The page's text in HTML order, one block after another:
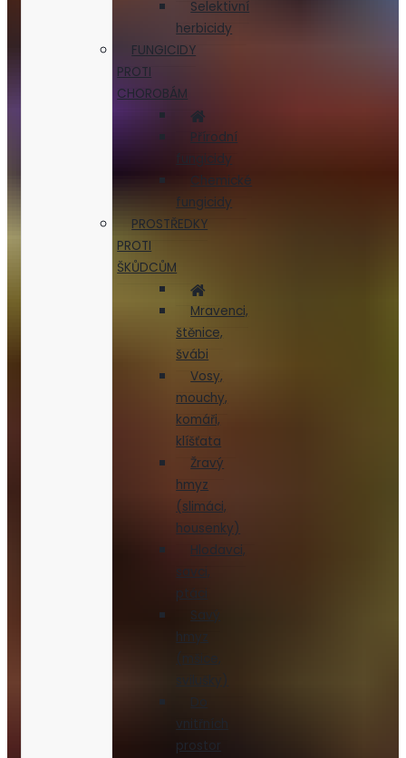
Selektivní
herbicidy
FUNGICIDY
PROTI
CHOROBÁM
Přírodní
fungicidy
Chemické
fungicidy
PROSTŘEDKY
PROTI
ŠKŮDCŮM
Mravenci,
štěnice,
švábi
Vosy,
mouchy,
komáři,
klíšťata
Žravý
hmyz
(slimáci,
housenky)
Hlodavci,
savci,
ptáci
Savý
hmyz
(mšice,
Do
vnitřních
prostor